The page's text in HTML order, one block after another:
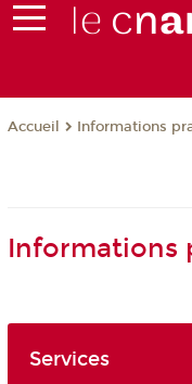
Accueil Informations
Informations
Services